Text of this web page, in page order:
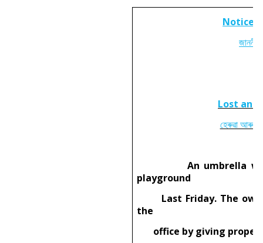
Notice
জাননী
Lost and
হেৰুৱা আৰু
An umbrella was
playground
Last Friday. The
the
office by giving